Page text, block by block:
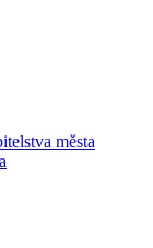
města